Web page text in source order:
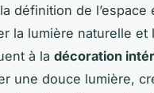
définition de l’espace
la lumière naturelle et
à la décoration
une douce lumière,